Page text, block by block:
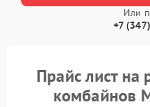
Или
+7
Прайс лист на
комбайнов